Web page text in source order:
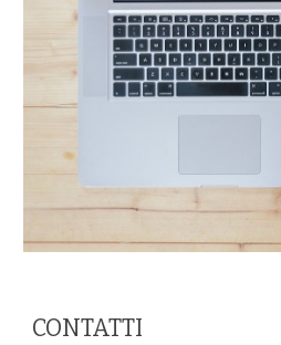
CONTATTI